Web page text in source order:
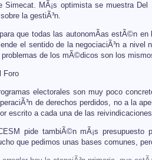
Simecat. MÃ¡s optimista se muestra
la gestiÃ³n.
que todas las autonomÃ­as estÃ©n en
el sentido de la negociaciÃ³n a
de los mÃ©dicos son los
Foro
electorales son muy poco
de derechos perdidos, no a la
escrito a cada una de las
pide tambiÃ©n mÃ¡s
que pedimos unas bases comunes,